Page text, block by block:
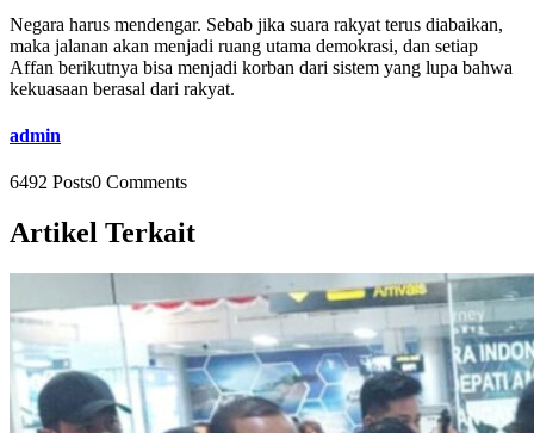
Negara harus mendengar. Sebab jika suara rakyat terus diabaikan,
maka jalanan akan menjadi ruang utama demokrasi, dan setiap
Affan berikutnya bisa menjadi korban dari sistem yang lupa bahwa
kekuasaan berasal dari rakyat.
admin
6492 Posts0 Comments
Artikel Terkait